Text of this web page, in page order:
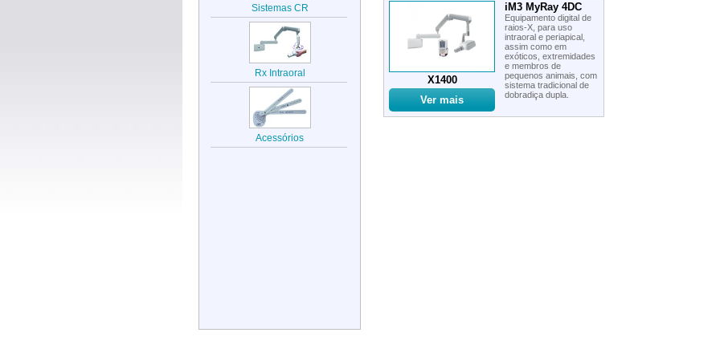
X1400
iM3 MyRay 4DC
Equipamento digital de
raios-X, para uso
intraoral e periapical,
assim como em
exóticos, extremidades
e membros de
pequenos animais, com
sistema tradicional de
dobradiça dupla.